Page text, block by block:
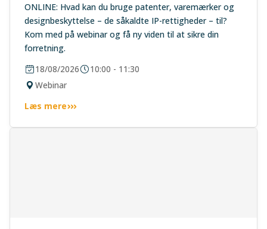
ONLINE: Hvad kan du bruge patenter, varemærker og
designbeskyttelse – de såkaldte IP-rettigheder – til?
Kom med på webinar og få ny viden til at sikre din
forretning.
18/08/2026
10:00 - 11:30
Webinar
Læs mere